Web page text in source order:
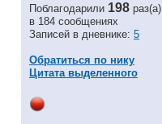
Поблагодарили 198 раз(а)
в 184 сообщениях
Записей в дневнике: 5
Обратиться по нику
Цитата выделенного